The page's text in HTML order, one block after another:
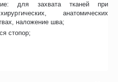
для захвата тканей при
анатомических
наложение шва;
стопор;